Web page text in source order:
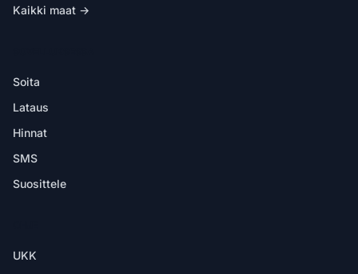
Kaikki maat →
Soita
Lataus
Hinnat
SMS
Suosittele
UKK